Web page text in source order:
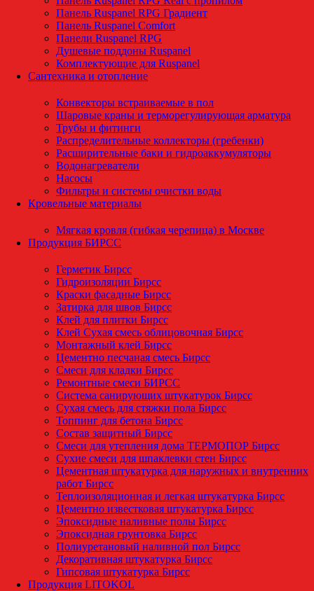
Панель Ruspanel RPG Градиент
Панель Ruspanel Comfort
Панели Ruspanel RPG
Душевые поддоны Ruspanel
Комплектующие для Ruspanel
Сантехника и отопление
Конвекторы встраиваемые в пол
Шаровые краны и терморегулирующая арматура
Трубы и фитинги
Распределительные коллекторы (гребенки)
Расширительные баки и гидроаккумуляторы
Водонагреватели
Насосы
Фильтры и системы очистки воды
Кровельные материалы
Мягкая кровля (гибкая черепица) в Москве
Продукция БИРСС
Герметик Бирсс
Гидроизоляции Бирсс
Краски фасадные Бирсс
Затирка для швов Бирсс
Клей для плитки Бирсс
Клей Сухая смесь облицовочная Бирсс
Монтажный клей Бирсс
Цементно песчаная смесь Бирсс
Смеси для кладки Бирсс
Ремонтные смеси БИРСС
Система санирующих штукатурок Бирсс
Сухая смесь для стяжки пола Бирсс
Топпинг для бетона Бирсс
Состав защитный Бирсс
Смеси для утепления дома ТЕРМОПОР Бирсс
Сухие смеси для шпаклевки стен Бирсс
Цементная штукатурка для наружных и внутренних
работ Бирсс
Теплоизоляционная и легкая штукатурка Бирсс
Цементно известковая штукатурка Бирсс
Эпоксидные наливные полы Бирсс
Эпоксидная грунтовка Бирсс
Полиуретановый наливной пол Бирсс
Декоративная штукатурка Бирсс
Гипсовая штукатурка Бирсс
Продукция LITOKOL